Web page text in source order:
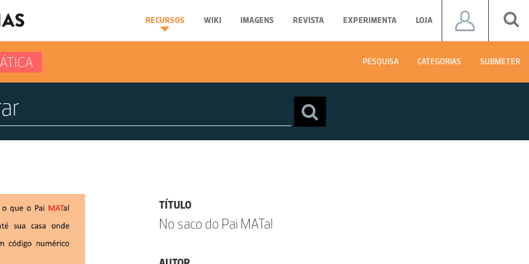
RECURSOS WIKI IMAGENS REVISTA EXPERIMENTA LOJA
PESQUISA CATEGORIAS SUBMETER
TÍTULO
No saco do Pai MATal